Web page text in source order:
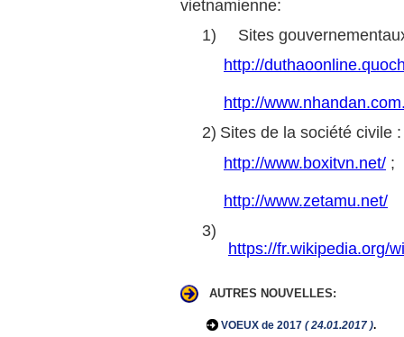
vietnamienne:
1)
Sites
http://
http://
2) Sites de la société civile :
http://www.boxitvn.net/ ;
http://www.zetamu.net/
3)
https://fr.wikipedia.org/
AUTRES NOUVELLES:
VOEUX de 2017 ( 24.01.2017 ).